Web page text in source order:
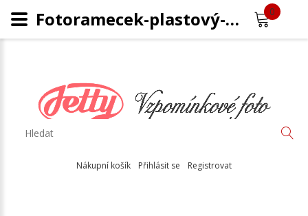
Nákupní košík Přihlásit se Registrovat
0
Fotoramecek-plastový-BF